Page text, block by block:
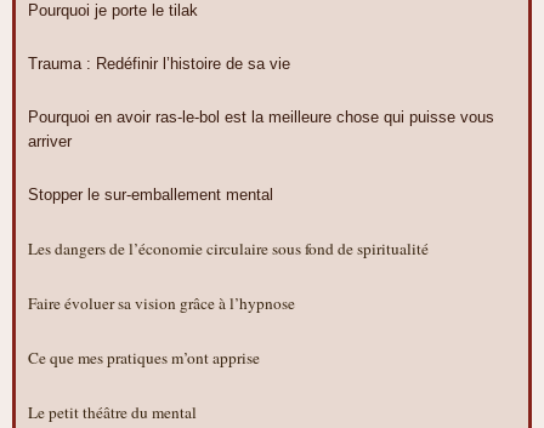
Pourquoi je porte le tilak
Trauma : Redéfinir l’histoire de sa vie
Pourquoi en avoir ras-le-bol est la meilleure chose qui puisse vous
arriver
Stopper le sur-emballement mental
Les dangers de l’économie circulaire sous fond de spiritualité
Faire évoluer sa vision grâce à l’hypnose
Ce que mes pratiques m’ont apprise
Le petit théâtre du mental